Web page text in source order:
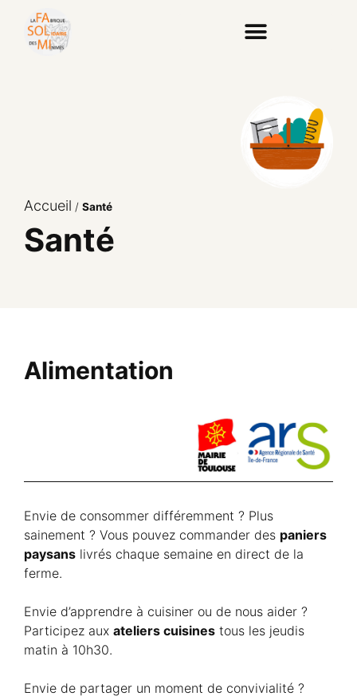
Accueil / Santé
Santé
Alimentation
Envie de consommer différemment ? Plus
sainement ? Vous pouvez commander des paniers
paysans livrés chaque semaine en direct de la
ferme.
Envie d’apprendre à cuisiner ou de nous aider ?
Participez aux ateliers cuisines tous les jeudis
matin à 10h30.
Envie de partager un moment de convivialité ?